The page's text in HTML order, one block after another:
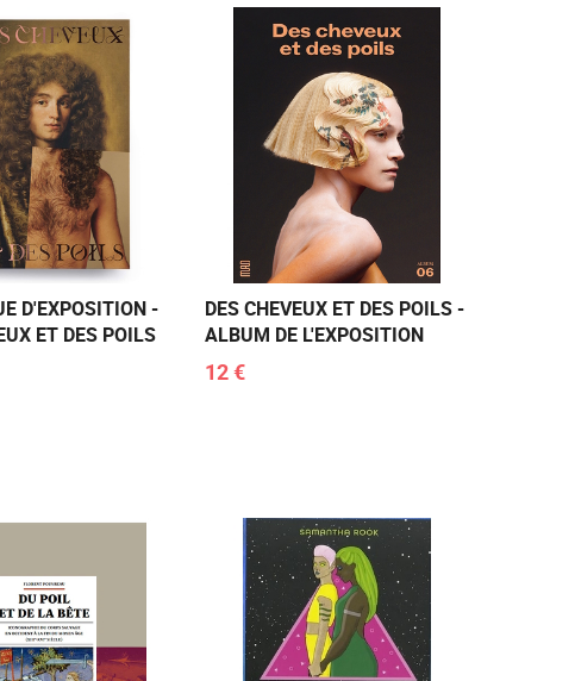
D'EXPOSITION -
ET DES POILS
DES CHEVEUX ET DES POILS -
ALBUM DE L'EXPOSITION
12 €